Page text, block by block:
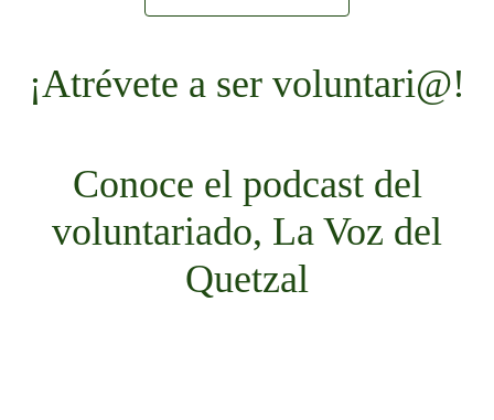
¡Atrévete a ser voluntari@!
Conoce el podcast del
voluntariado, La Voz del
Quetzal